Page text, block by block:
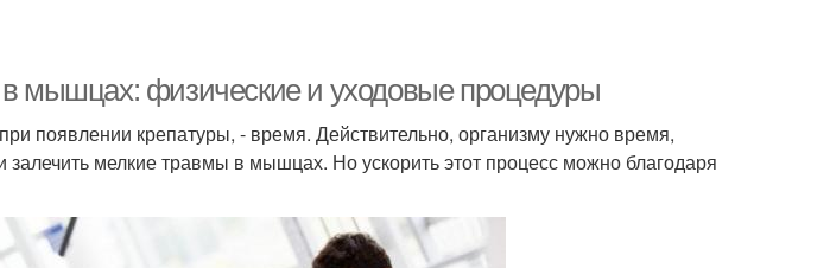
в мышцах: физические и уходовые процедуры
появлении крепатуры, - время. Действительно, организму нужно время,
мелкие травмы в мышцах. Но ускорить этот процесс можно благодаря